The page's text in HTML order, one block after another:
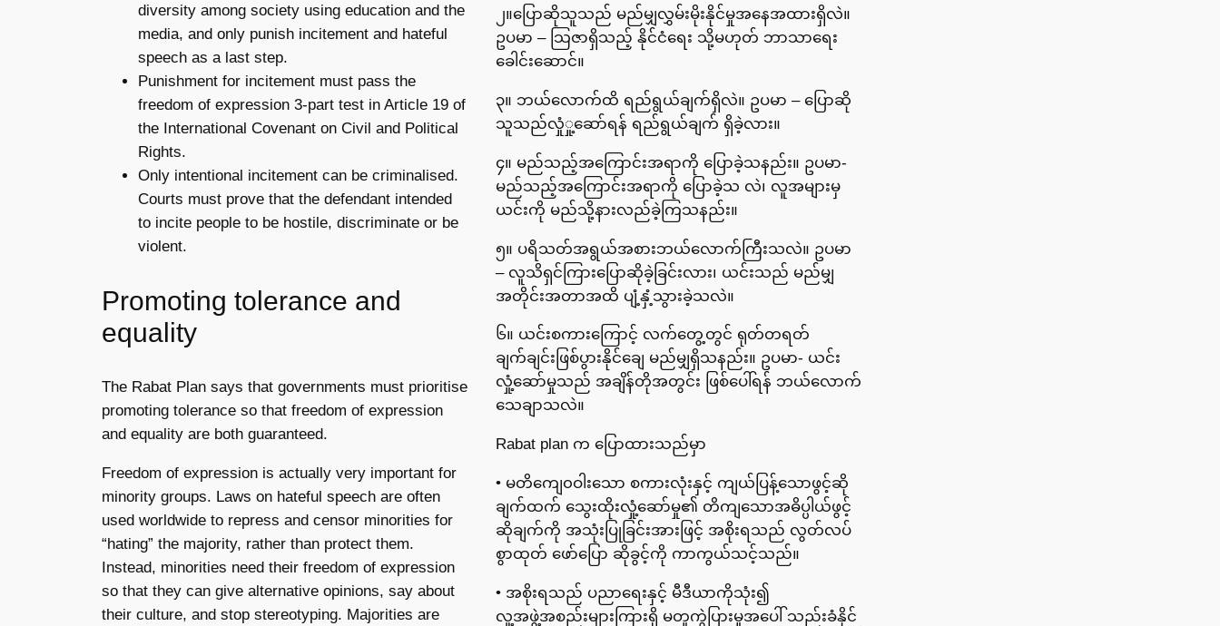
diversity among society using education and the
media, and only punish incitement and hateful
speech as a last step.
Punishment for incitement must pass the
freedom of expression 3-part test in Article 19 of
the International Covenant on Civil and Political
Rights.
Only intentional incitement can be criminalised.
Courts must prove that the defendant intended
to incite people to be hostile, discriminate or be
violent.
Promoting tolerance and
equality
The Rabat Plan says that governments must prioritise
promoting tolerance so that freedom of expression
and equality are both guaranteed.
Freedom of expression is actually very important for
minority groups. Laws on hateful speech are often
used worldwide to repress and censor minorities for
“hating” the majority, rather than protect them.
Instead, minorities need their freedom of expression
so that they can give alternative opinions, say about
their culture, and stop stereotyping. Majorities are
၂။ပြောဆိုသူသည် မည်မျှလွှမ်းမိုးနိုင်မှုအနေအထားရှိလဲ။
ဥပမာ – သြဇာရှိသည့် နိုင်ငံရေး သို့မဟုတ် ဘာသာရေး
ခေါင်းဆောင်။
၃။ ဘယ်လောက်ထိ ရည်ရွယ်ချက်ရှိလဲ။ ဥပမာ – ပြောဆို
သူသည်လှုံှု့ဆော်ရန် ရည်ရွယ်ချက် ရှိခဲ့လား။
၄။ မည်သည့်အကြောင်းအရာကို ပြောခဲ့သနည်း။ ဥပမာ-
မည်သည့်အကြောင်းအရာကို ပြောခဲ့သ လဲ၊ လူအများမှ
ယင်းကို မည်သို့နားလည်ခဲ့ကြသနည်း။
၅။ ပရိသတ်အရွယ်အစားဘယ်လောက်ကြီးသလဲ။ ဥပမာ
– လူသိရှင်ကြားပြောဆိုခဲ့ခြင်းလား၊ ယင်းသည် မည်မျှ
အတိုင်းအတာအထိ ပျံ့နှံ့သွားခဲ့သလဲ။
၆။ ယင်းစကားကြောင့် လက်တွေ့တွင် ရုတ်တရတ်
ချက်ချင်းဖြစ်ပွားနိုင်ချေ မည်မျှရှိသနည်း။ ဥပမာ- ယင်း
လှုံ့ဆော်မှုသည် အချိန်တိုအတွင်း ဖြစ်ပေါ်ရန် ဘယ်လောက်
သေချာသလဲ။
Rabat plan က ပြောထားသည်မှာ
• မတိကျေ၀ဝါးသော စကားလုံးနှင့် ကျယ်ပြန့်သောဖွင့်ဆို
ချက်ထက် သွေးထိုးလှုံ့ဆော်မှု၏ တိကျသောအဓိပ္ပါယ်ဖွင့်
ဆိုချက်ကို အသုံးပြုခြင်းအားဖြင့် အစိုးရသည် လွတ်လပ်
စွာထုတ် ဖော်ပြော ဆိုခွင့်ကို ကာကွယ်သင့်သည်။
• အစိုးရသည် ပညာရေးနှင့် မီဒီယာကိုသုံး၍
လူ့အဖွဲ့အစည်းများကြားရှိ မတူကွဲပြားမှုအပေါ် သည်းခံနိုင်